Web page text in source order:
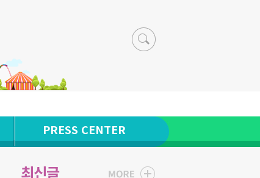
PRESS CENTER
최신글